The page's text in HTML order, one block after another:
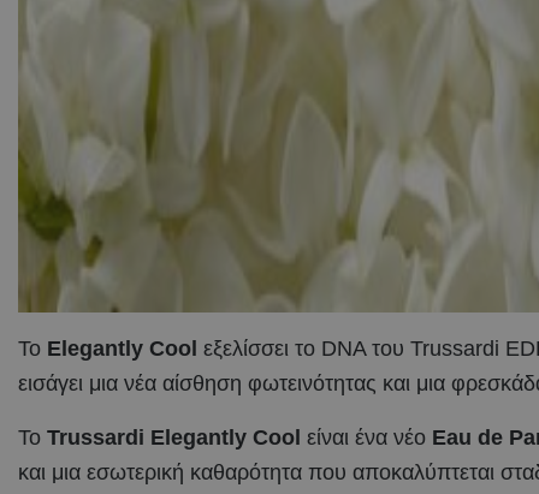
Το Elegantly Cool εξελίσσει το DNA του Trussardi
εισάγει μια νέα αίσθηση φωτεινότητας και μια
Το Trussardi Elegantly Cool είναι ένα νέο Eau de
και μια εσωτερική καθαρότητα που αποκαλύπτεται